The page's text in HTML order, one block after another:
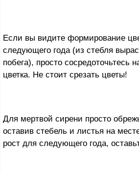
Если вы видите формирование
следующего года (из стебля
побега), просто сосредоточьтесь
цветка. Не стоит срезать цветы!
Для мертвой сирени просто
оставив стебель и листья на
рост для следующего года,